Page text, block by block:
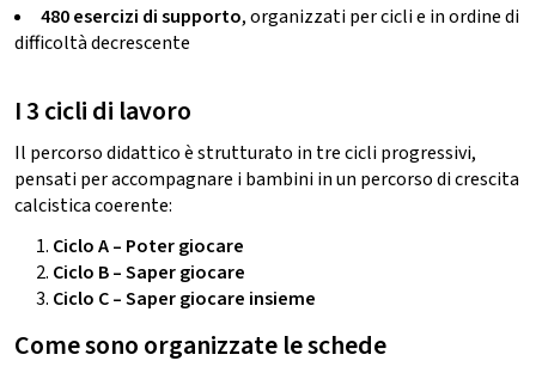
480 esercizi di supporto, organizzati per cicli e in ordine di
difficoltà decrescente
I 3 cicli di lavoro
Il percorso didattico è strutturato in tre cicli progressivi,
pensati per accompagnare i bambini in un percorso di crescita
calcistica coerente:
Ciclo A – Poter giocare
Ciclo B – Saper giocare
Ciclo C – Saper giocare insieme
Come sono organizzate le schede